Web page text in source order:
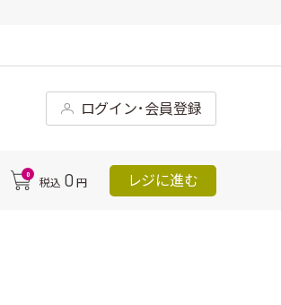
ログイン･会員登録
0
税込 0 円 レジに進む